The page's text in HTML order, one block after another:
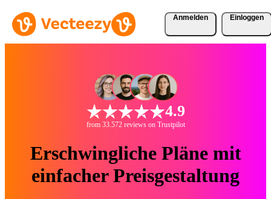
Anmelden Einloggen
4.9
from 33.572 reviews on Trustpilot
Erschwingliche Pläne mit
einfacher Preisgestaltung